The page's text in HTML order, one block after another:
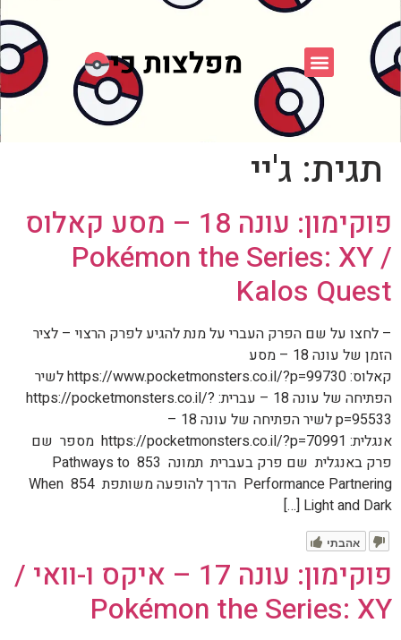
תגית: ג'יי
פוקימון: עונה 18 – מסע קאלוס
/ Pokémon the Series: XY
Kalos Quest
– לחצו על שם הפרק העברי על מנת להגיע לפרק הרצוי – לציר
הזמן של עונה 18 – מסע
קאלוס: https://www.pocketmonsters.co.il/?p=99730 לשיר
הפתיחה של עונה 18 – עברית: https://pocketmonsters.co.il/?
p=95533 לשיר הפתיחה של עונה 18 –
אנגלית: https://pocketmonsters.co.il/?p=70991 מספר שם
פרק באנגלית שם פרק בעברית תמונה 853 Pathways to
Performance Partnering הדרך להופעה משותפת 854 When
Light and Dark […]
אהבתי
פוקימון: עונה 17 – איקס ו-וואי /
Pokémon the Series: XY